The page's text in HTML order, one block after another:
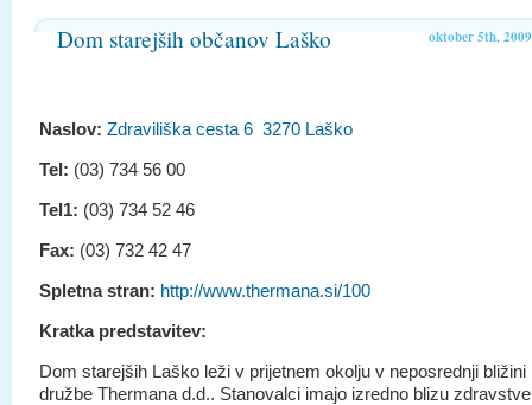
oktober 5th, 2009
Dom starejših občanov Laško
Naslov: Zdraviliška cesta 6 3270 Laško
Tel: (03) 734 56 00
Tel1: (03) 734 52 46
Fax: (03) 732 42 47
Spletna stran: http://www.thermana.si/100
Kratka predstavitev:
Dom starejših Laško leži v prijetnem okolju v neposrednji bližini
družbe Thermana d.d.. Stanovalci imajo izredno blizu